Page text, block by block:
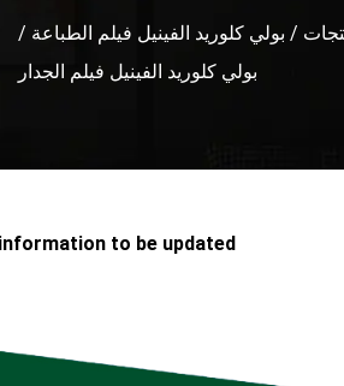
/ بولي كلوريد الفينيل فيلم الطباعة /
بولي كلوريد الفينيل فيلم الجدار
to be updated